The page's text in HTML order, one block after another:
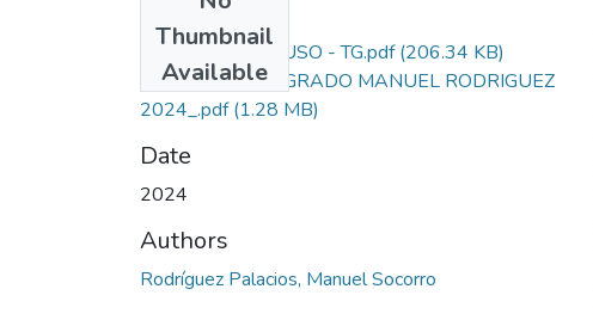
Thumbnail
Available
LICENCIA DE USO - TG.pdf(206.34 KB)
TRABAJO DE GRADO MANUEL RODRIGUEZ
2024_.pdf(1.28 MB)
Date
2024
Authors
Rodríguez Palacios, Manuel Socorro